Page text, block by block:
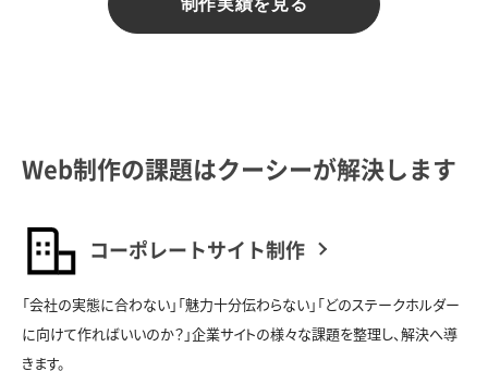
Web制作の課題はクーシーが解決します
コーポレートサイト制作
「会社の実態に合わない」「魅力十分伝わらない」「どのステークホルダー
に向けて作ればいいのか？」企業サイトの様々な課題を整理し、解決へ導
きます。